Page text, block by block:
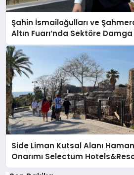
Şahin İsmailoğulları ve
Altın Fuarı’nda Sektöre
Side Liman Kutsal Alanı
Onarımı Selectum
Katkılarıyla Tamamlandı